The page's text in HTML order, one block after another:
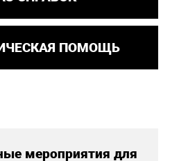
ПОМОЩЬ
мероприятия для